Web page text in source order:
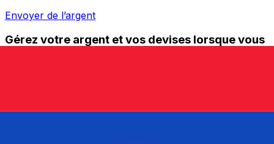
Envoyer de l’argent
Gérez votre argent et vos devises lorsque vous
programmez des alertes de taux et transférez de